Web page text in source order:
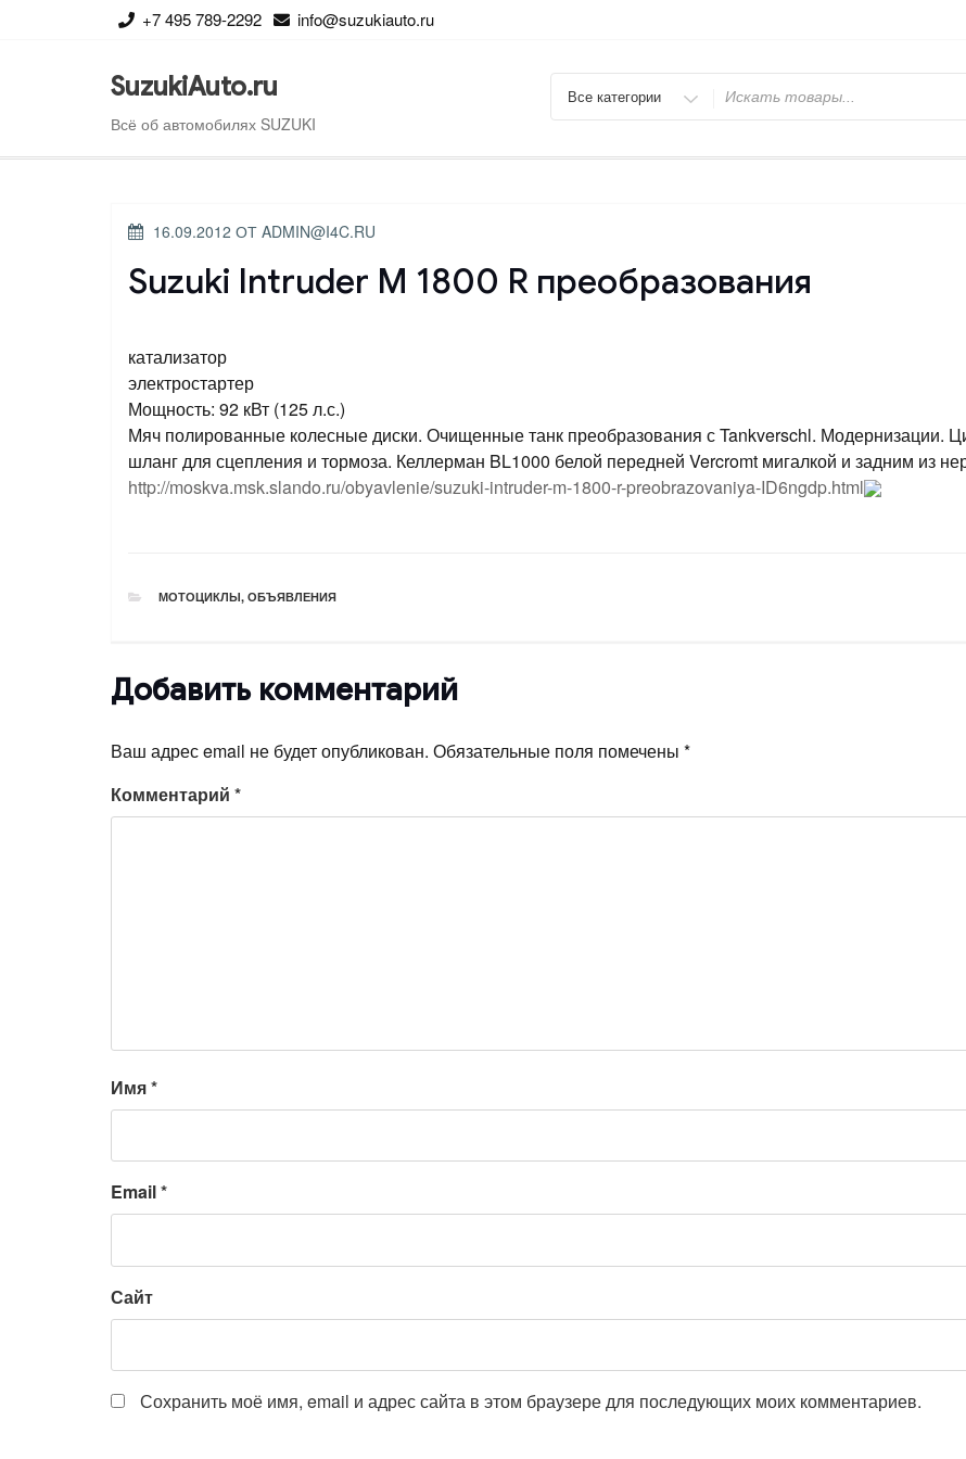
+7 495 789-2292 info@suzukiauto.ru
SuzukiAuto.ru
Всё об автомобилях SUZUKI
Искать
ОПУБЛИКОВАНО
16.09.2012 ОТ ADMIN@I4C.RU
Suzuki Intruder M 1800 R преобразования
катализатор
электростартер
Мощность: 92 кВт (125 л.с.)
Мяч полированные колесные диски. Очищенные танк преобразования с Tankverschl. Модернизации.
шланг для сцепления и тормоза. Келлерман BL1000 белой передней Vercromt мигалкой и задним из
http://moskva.msk.slando.ru/obyavlenie/suzuki-intruder-m-1800-r-preobrazovaniya-ID6ngdp.html
РУБРИКИ
МОТОЦИКЛЫ, ОБЪЯВЛЕНИЯ
Добавить комментарий
Ваш адрес email не будет опубликован. Обязательные поля помечены *
Комментарий *
Имя*
Email*
Сайт
Сохранить моё имя, email и адрес сайта в этом браузере для последующих моих комментариев.